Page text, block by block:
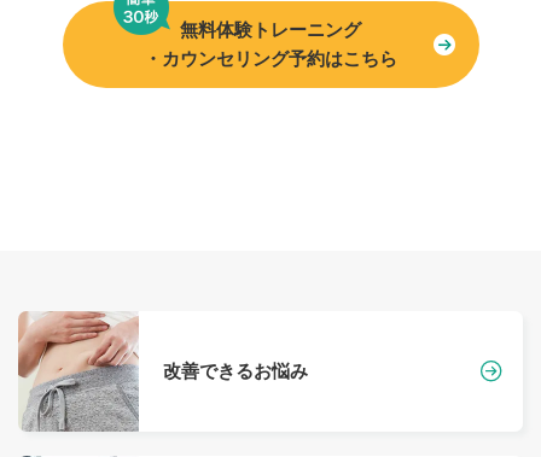
無料体験トレーニング
・カウンセリング予約はこちら
改善できるお悩み